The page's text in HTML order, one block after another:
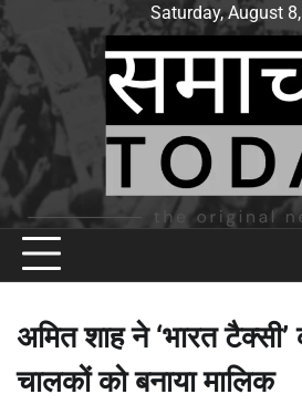
Skip
to
content
Saturday, August
अमित शाह ने ‘भारत
चालकों को बनाया मालिक